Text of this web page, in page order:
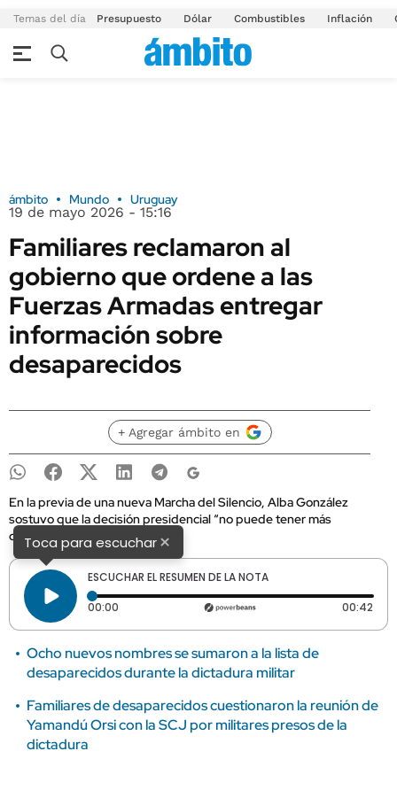
Temas del día Presupuesto Dólar Combustibles Inflación
ámbito Mundo Uruguay
19 de mayo 2026 - 15:16
Familiares reclamaron al
gobierno que ordene a las
Fuerzas Armadas entregar
información sobre
desaparecidos
+ Agregar ámbito en
En la previa de una nueva Marcha del Silencio, Alba González
sostuvo que la decisión presidencial “no puede tener más
dilaciones”.
Toca para escuchar×
ESCUCHAR EL RESUMEN DE LA NOTA
00:00 Tiempo transcurrido: 0 segundos 00:42
Ocho nuevos nombres se sumaron a la lista de
desaparecidos durante la dictadura militar
Familiares de desaparecidos cuestionaron la reunión de
Yamandú Orsi con la SCJ por militares presos de la
dictadura